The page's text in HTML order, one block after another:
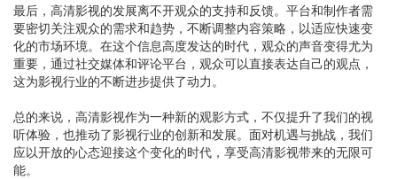
最后，高清影视的发展离不开观众的支持和反馈。平台和制作者需
要密切关注观众的需求和趋势，不断调整内容策略，以适应快速变
化的市场环境。在这个信息高度发达的时代，观众的声音变得尤为
重要，通过社交媒体和评论平台，观众可以直接表达自己的观点，
这为影视行业的不断进步提供了动力。
总的来说，高清影视作为一种新的观影方式，不仅提升了我们的视
听体验，也推动了影视行业的创新和发展。面对机遇与挑战，我们
应以开放的心态迎接这个变化的时代，享受高清影视带来的无限可
能。